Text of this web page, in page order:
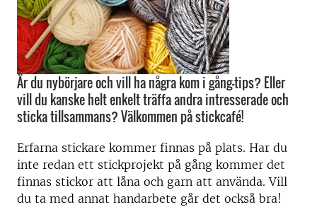
Är du nybörjare och vill ha några kom i gång-tips? Eller
vill du kanske helt enkelt träffa andra intresserade och
sticka tillsammans? Välkommen på stickcafé!
Erfarna stickare kommer finnas på plats. Har du
inte redan ett stickprojekt på gång kommer det
finnas stickor att låna och garn att använda. Vill
du ta med annat handarbete går det också bra!